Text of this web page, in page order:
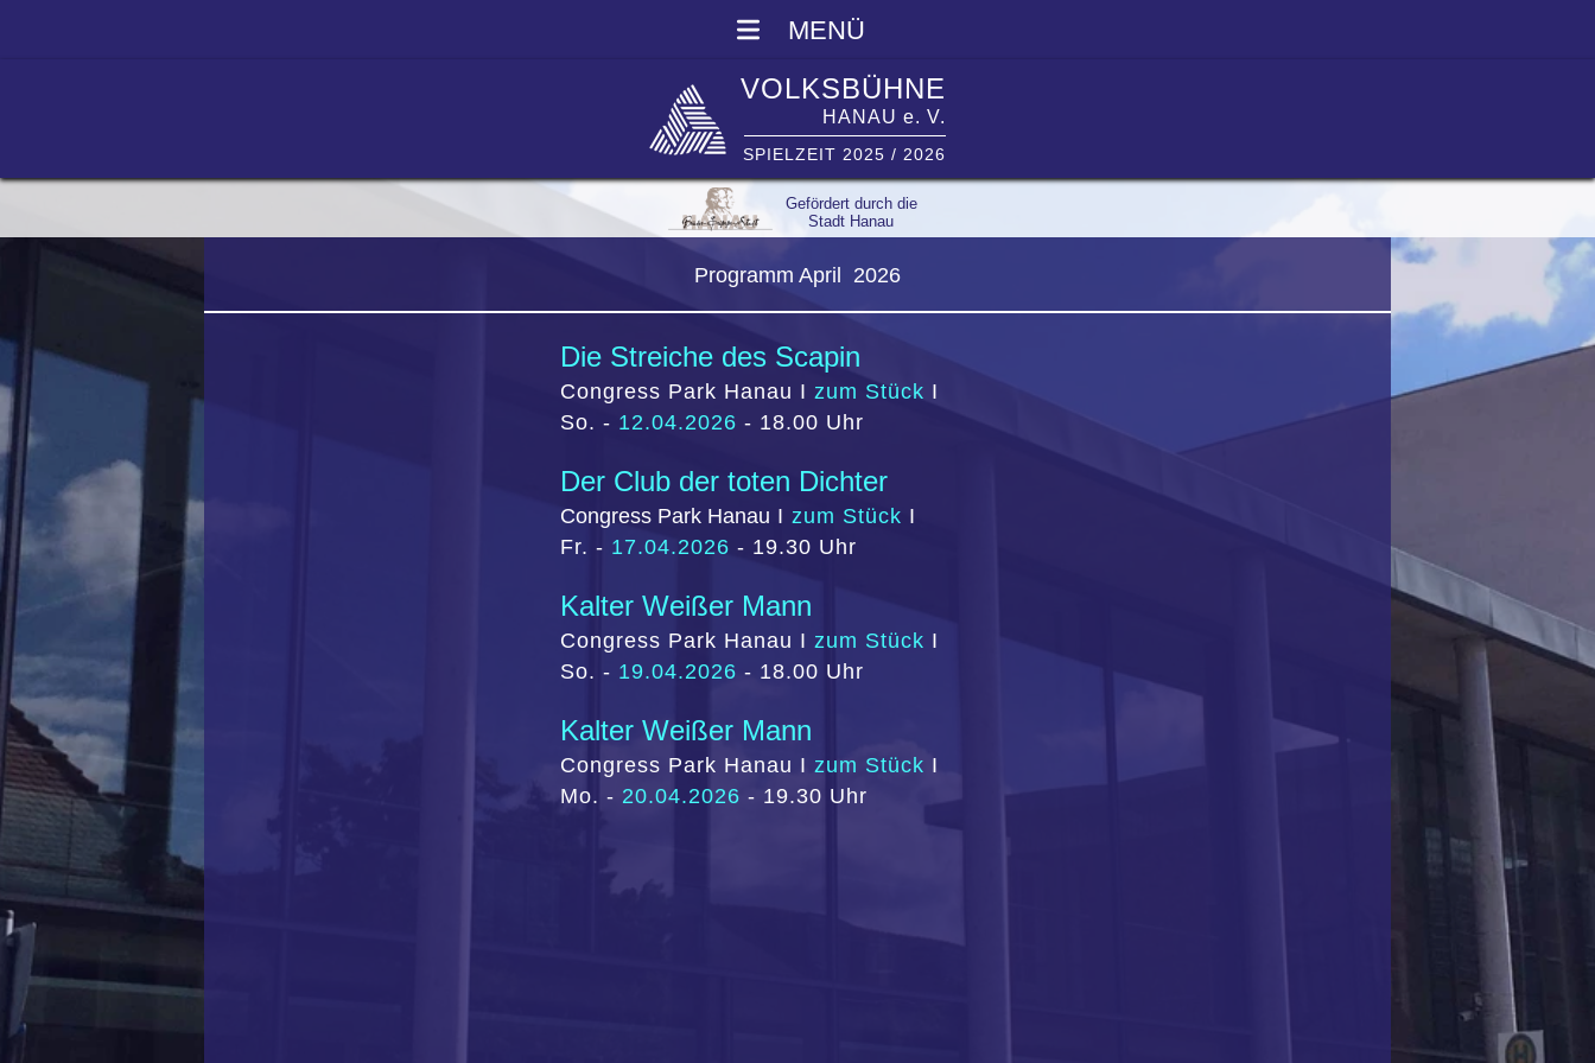
MENÜ
VOLKSBÜHNE
HANAU e. V.
SPIELZEIT 2025 / 2026
Gefördert durch die
Stadt Hanau
Programm April 2026
Die Streiche des Scapin
Congress Park Hanau I zum Stück I
So. - 12.04.2026 - 18.00 Uhr
Der Club der toten Dichter
Congress Park Hanau I zum Stück I
Fr. - 17.04.2026 - 19.30 Uhr
Kalter Weißer Mann
Congress Park Hanau I zum Stück I
So. - 19.04.2026 - 18.00 Uhr
Kalter Weißer Mann
Congress Park Hanau I zum Stück I
Mo. - 20.04.2026 - 19.30 Uhr